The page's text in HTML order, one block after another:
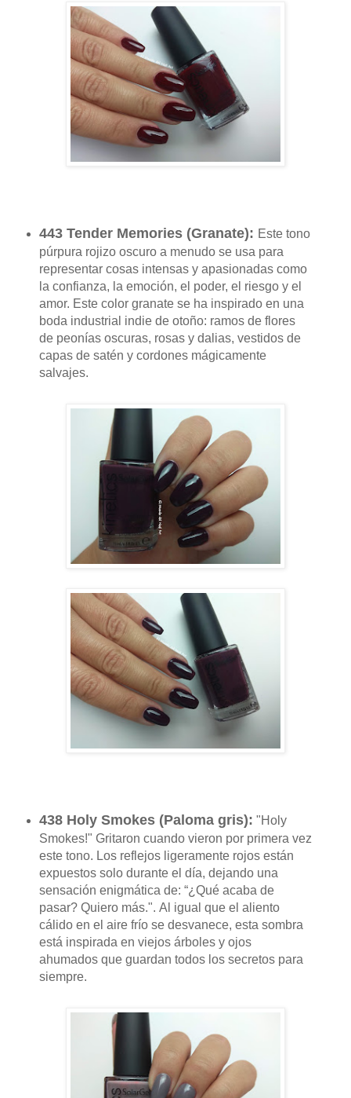
443 Tender Memories (Granate): Este tono
púrpura rojizo oscuro a menudo se usa para
representar cosas intensas y apasionadas como
la confianza, la emoción, el poder, el riesgo y el
amor. Este color granate se ha inspirado en una
boda industrial indie de otoño: ramos de flores
de peonías oscuras, rosas y dalias, vestidos de
capas de satén y cordones mágicamente
salvajes.
438 Holy Smokes (Paloma gris): "Holy
Smokes!" Gritaron cuando vieron por primera vez
este tono. Los reflejos ligeramente rojos están
expuestos solo durante el día, dejando una
sensación enigmática de: “¿Qué acaba de
pasar? Quiero más.". Al igual que el aliento
cálido en el aire frío se desvanece, esta sombra
está inspirada en viejos árboles y ojos
ahumados que guardan todos los secretos para
siempre.